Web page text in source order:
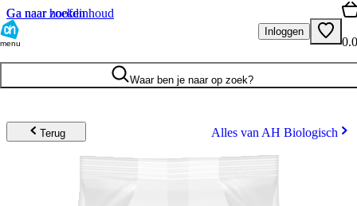
Ga naar hoofdinhoud
Ga naar zoeken
menu
Inloggen
Waar ben je naar op zoek?
Terug Alles van AH Biologisch